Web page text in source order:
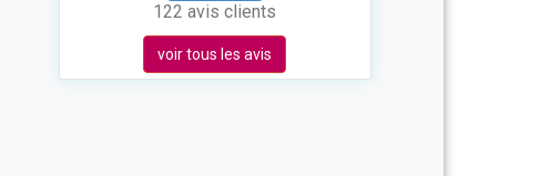
122 avis clients
voir tous les avis